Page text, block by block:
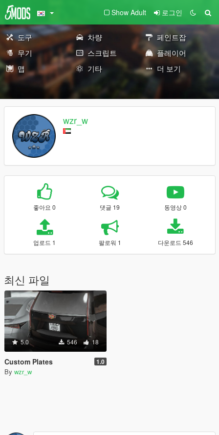
Show Adult 로그인
도구 차량
페인트잡
무기
스크립트
플레이어
맵
기타 더 보기
wzr_w
좋아요 0 댓글 19 동영상 0
업로드 1 팔로워 1 다운로드 546
최신 파일
5.0 546 18
Custom Plates 1.0
By wzr_w